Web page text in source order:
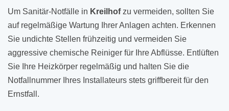
Um Sanitär-Notfälle in Kreilhofzu vermeiden, sollten Sie
auf regelmäßige Wartung Ihrer Anlagen achten. Erkennen
Sie undichte Stellen frühzeitig und vermeiden Sie
aggressive chemische Reiniger für Ihre Abflüsse. Entlüften
Sie Ihre Heizkörper regelmäßig und halten Sie die
Notfallnummer Ihres Installateurs stets griffbereit für den
Ernstfall.